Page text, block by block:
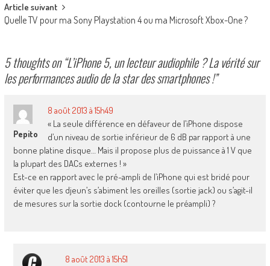
Article suivant
Quelle TV pour ma Sony Playstation 4 ou ma Microsoft Xbox-One ?
5 thoughts on “L’iPhone 5, un lecteur audiophile ? La vérité sur
les performances audio de la star des smartphones !”
Pepito
8 août 2013 à 15h49
« La seule différence en défaveur de l’iPhone dispose
d’un niveau de sortie inférieur de 6 dB par rapport à une
bonne platine disque… Mais il propose plus de puissance à 1 V que
la plupart des DACs externes ! »
Est-ce en rapport avec le pré-ampli de l’iPhone qui est bridé pour
éviter que les djeun’s s’abiment les oreilles (sortie jack) ou s’agit-il
de mesures sur la sortie dock (contourne le préampli) ?
8 août 2013 à 15h51